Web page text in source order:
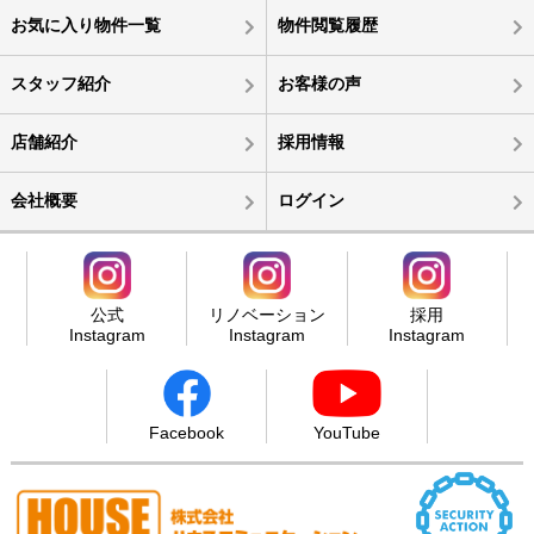
お気に入り物件一覧 物件閲覧履歴
スタッフ紹介 お客様の声
店舗紹介 採用情報
会社概要 ログイン
公式
Instagram
リノベーション
Instagram
採用
Instagram
Facebook YouTube